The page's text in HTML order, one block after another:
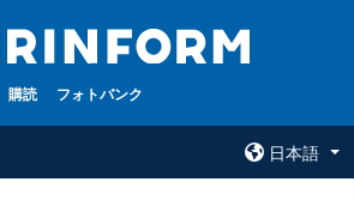
購読 フォトバンク
日本語